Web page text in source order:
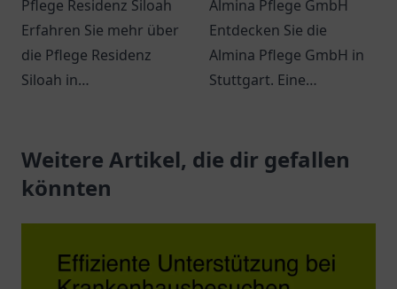
Pflege Residenz Siloah
Erfahren Sie mehr über
die Pflege Residenz
Siloah in
Möglichkeiten für
Seniorenbetreuung.
Almina Pflege GmbH
Entdecken Sie die
Almina Pflege GmbH in
Stuttgart. Eine
individuelle
Pflegeannahme.
Weitere Artikel, die dir gefallen
könnten